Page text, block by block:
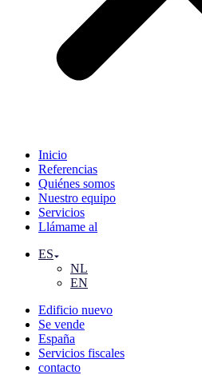
Inicio
Referencias
Quiénes somos
Nuestro equipo
Servicios
Llámame al
ES
NL
EN
Edificio nuevo
Se vende
España
Servicios fiscales
contacto